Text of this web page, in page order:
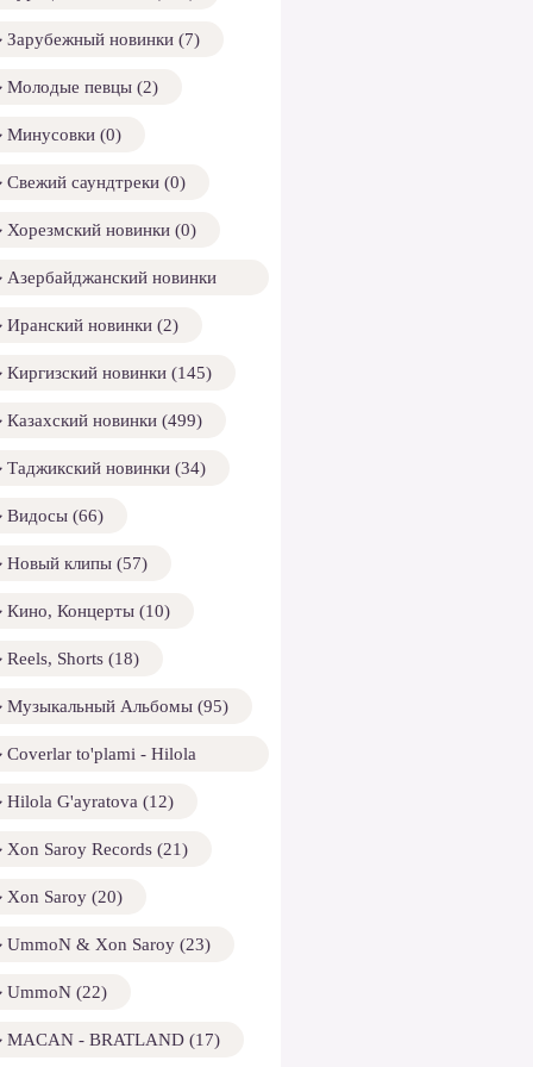
Зарубежный новинки (7)
Молодые певцы (2)
Минусовки (0)
Свежий саундтреки (0)
Хорезмский новинки (0)
Азербайджанский новинки
Иранский новинки (2)
Киргизский новинки (145)
Казахский новинки (499)
Таджикский новинки (34)
Видосы (66)
Новый клипы (57)
Кино, Концерты (10)
Reels, Shorts (18)
Музыкальный Альбомы (95)
Coverlar to'plami - Hilola
Hilola G'ayratova (12)
Xon Saroy Records (21)
Xon Saroy (20)
UmmoN & Xon Saroy (23)
UmmoN (22)
MACAN - BRATLAND (17)